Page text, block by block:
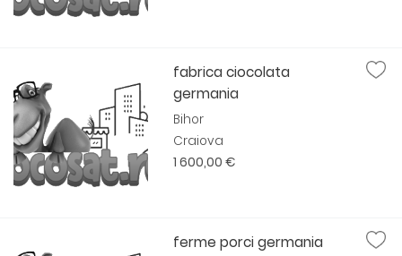
fabrica ciocolata
germania
Bihor
Craiova
1 600,00 €
ferme porci germania